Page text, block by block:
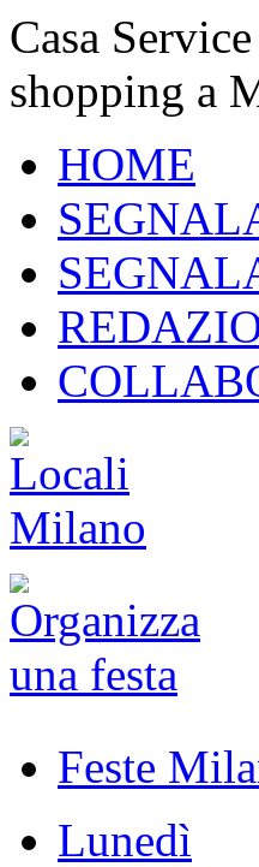
Casa
shopping a
HOME
Feste
Lunedì